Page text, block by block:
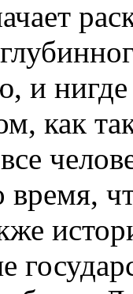
и нигде
как
время,